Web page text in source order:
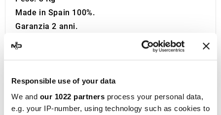
Responsible use of your data
We and our 1022 partners process your personal data,
e.g. your IP-number, using technology such as cookies to
Made in Spain 100%.
Garanzia 2 anni.
Informazioni Aggiuntive:
Se sei alla ricerca dello scarico sportivo perfetto
decennio MotoDecibel si occupa della ricerca e
della rivendita dei migliori Scarichi Sportivi,
Silenziatori, Marmitte e Collettori per Moto. Se